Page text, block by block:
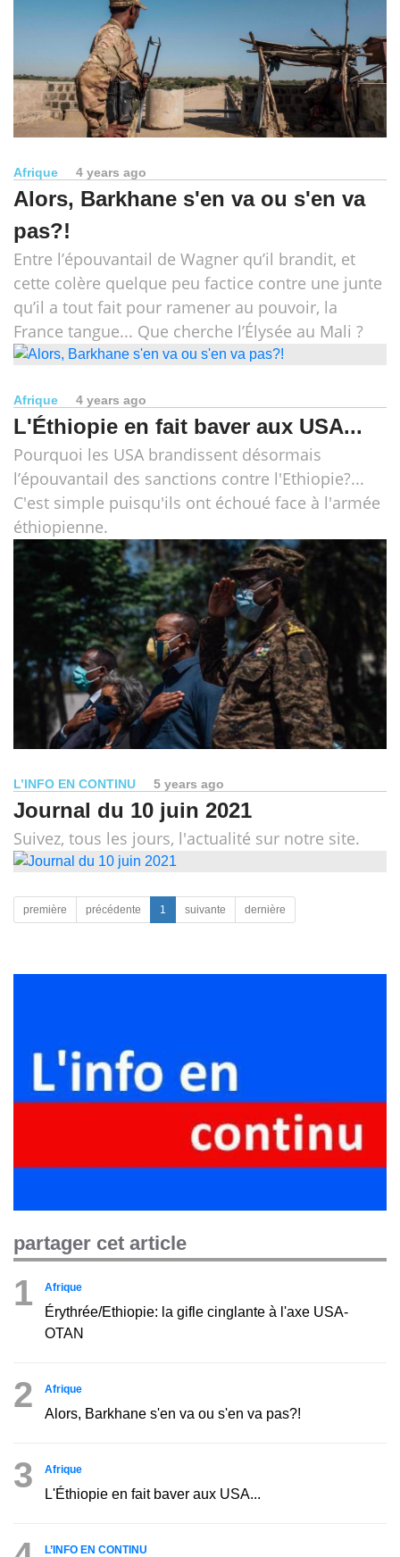
Afrique 4 years ago
Alors, Barkhane s'en va ou s'en va
pas?!
Entre l’épouvantail de Wagner qu’il brandit, et
cette colère quelque peu factice contre une junte
qu’il a tout fait pour ramener au pouvoir, la
France tangue... Que cherche l’Élysée au Mali ?
Afrique 4 years ago
L'Éthiopie en fait baver aux USA...
Pourquoi les USA brandissent désormais
l’épouvantail des sanctions contre l'Ethiopie?...
C'est simple puisqu'ils ont échoué face à l'armée
éthiopienne.
L’INFO EN CONTINU 5 years ago
Journal du 10 juin 2021
Suivez, tous les jours, l'actualité sur notre site.
première précédente 1 suivante dernière
partager cet article
1 Afrique
Érythrée/Ethiopie: la gifle cinglante à l'axe USA-
OTAN
2 Afrique
Alors, Barkhane s'en va ou s'en va pas?!
3 Afrique
L'Éthiopie en fait baver aux USA...
L’INFO EN CONTINU